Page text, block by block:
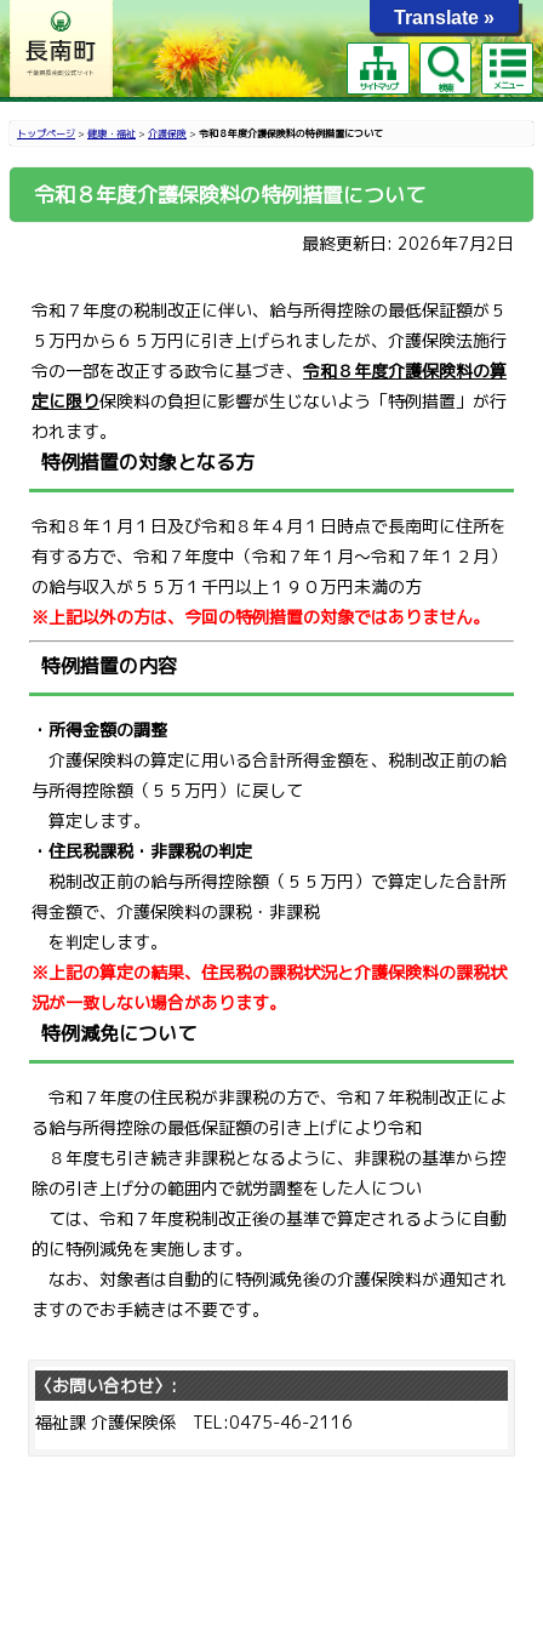
サイトマップ 検索 メニュー
トップページ > 健康・福祉 > 介護保険 > 令和８年度介護保険料の特例措置について
令和８年度介護保険料の特例措置について
最終更新日: 2026年7月2日
令和７年度の税制改正に伴い、給与所得控除の最低保証額が５
５万円から６５万円に引き上げられましたが、介護保険法施行
令の一部を改正する政令に基づき、 令和８年度介護保険料の算
定に限り保険料の負担に影響が生じないよう「特例措置」が行
われます。
特例措置の対象となる方
令和８年１月１日及び令和８年４月１日時点で長南町に住所を
有する方で、令和７年度中（令和７年１月～令和７年１２月）
の給与収入が５５万１千円以上１９０万円未満の方
※上記以外の方は、今回の特例措置の対象ではありません。
特例措置の内容
・所得金額の調整
介護保険料の算定に用いる合計所得金額を、税制改正前の給
与所得控除額（５５万円）に戻して
算定します。
・住民税課税・非課税の判定
税制改正前の給与所得控除額（５５万円）で算定した合計所
得金額で、介護保険料の課税・非課税
を判定します。
※上記の算定の結果、住民税の課税状況と介護保険料の課税状
況が一致しない場合があります。
特例減免について
令和７年度の住民税が非課税の方で、令和７年税制改正によ
る給与所得控除の最低保証額の引き上げにより令和
８年度も引き続き非課税となるように、非課税の基準から控
除の引き上げ分の範囲内で就労調整をした人につい
ては、令和７年度税制改正後の基準で算定されるように自動
的に特例減免を実施します。
なお、対象者は自動的に特例減免後の介護保険料が通知され
ますのでお手続きは不要です。
〈お問い合わせ〉:
福祉課 介護保険係 TEL:0475-46-2116
Translate »